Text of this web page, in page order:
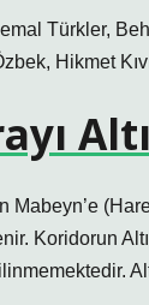
Türkler,
Hikmet
Mabeyn’e
Koridorun